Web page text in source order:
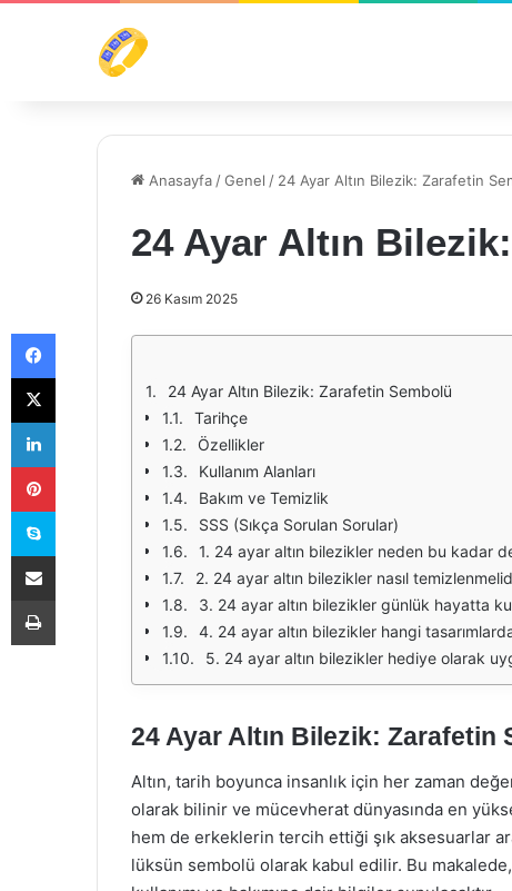
Anasayfa /Genel / 24 Ayar Altın Bilezik: Zarafetin
24 Ayar Altın
26 Kasım 2025
24 Ayar Altın Bilezik: Zarafetin Sembolü
Tarihçe
Özellikler
Kullanım Alanları
Bakım ve Temizlik
SSS (Sıkça Sorulan Sorular)
1. 24 ayar altın bilezikler neden bu kadar
2. 24 ayar altın bilezikler nasıl
3. 24 ayar altın bilezikler günlük hayatta
4. 24 ayar altın bilezikler hangi
5. 24 ayar altın bilezikler hediye olarak
24 Ayar Altın Bilezik: Zarafetin
Altın, tarih boyunca insanlık için her zaman
olarak bilinir ve mücevherat dünyasında en
hem de erkeklerin tercih ettiği şık aksesuarlar
lüksün sembolü olarak kabul edilir. Bu
Facebook
X
LinkedIn
Pinterest
Skype
E-Posta ile paylaş